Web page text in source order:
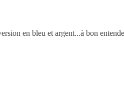
en bleu et argent...à bon